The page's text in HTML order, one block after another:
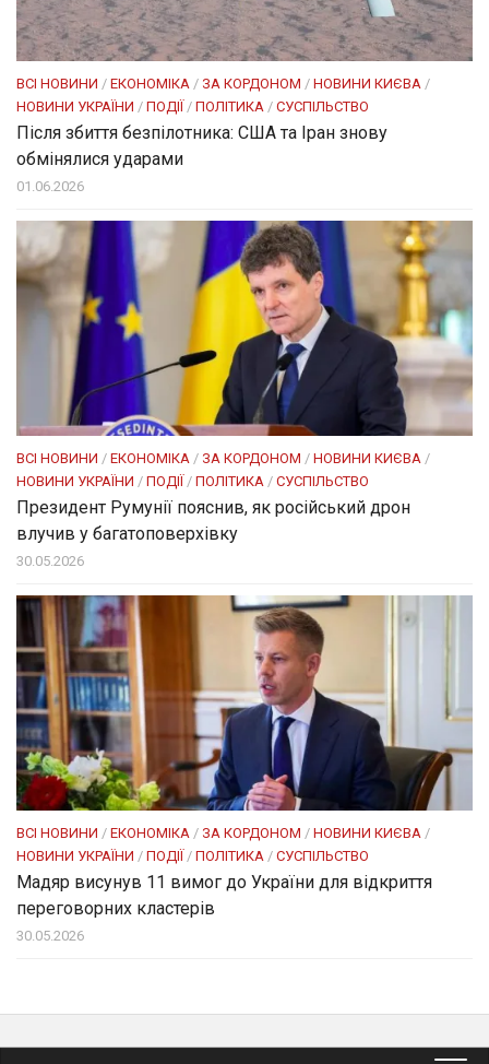
ВСІ НОВИНИ / ЕКОНОМІКА / ЗА КОРДОНОМ / НОВИНИ КИЄВА /
НОВИНИ УКРАЇНИ / ПОДІЇ / ПОЛІТИКА / СУСПІЛЬСТВО
Після збиття безпілотника: США та Іран знову
обмінялися ударами
01.06.2026
ВСІ НОВИНИ / ЕКОНОМІКА / ЗА КОРДОНОМ / НОВИНИ КИЄВА /
НОВИНИ УКРАЇНИ / ПОДІЇ / ПОЛІТИКА / СУСПІЛЬСТВО
Президент Румунії пояснив, як російський дрон
влучив у багатоповерхівку
30.05.2026
ВСІ НОВИНИ / ЕКОНОМІКА / ЗА КОРДОНОМ / НОВИНИ КИЄВА /
НОВИНИ УКРАЇНИ / ПОДІЇ / ПОЛІТИКА / СУСПІЛЬСТВО
Мадяр висунув 11 вимог до України для відкриття
переговорних кластерів
30.05.2026